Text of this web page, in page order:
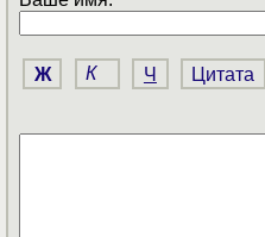
Ж К Ч Цитата